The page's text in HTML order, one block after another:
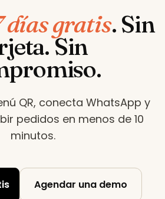
días gratis. Sin
Sin
QR, conecta WhatsApp y
pedidos en menos de 10
minutos.
Agendar una demo